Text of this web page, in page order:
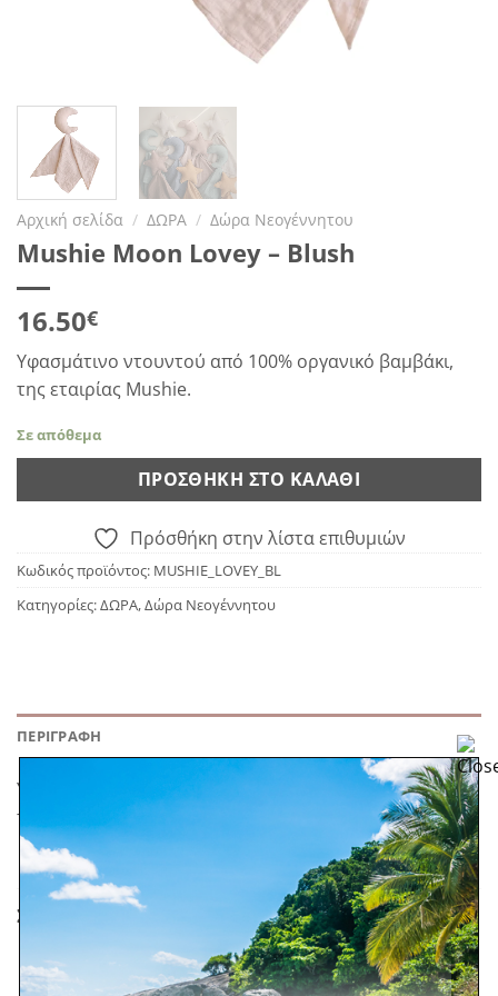
Αρχική σελίδα / ΔΩΡΑ / Δώρα Νεογέννητου
Mushie Moon Lovey – Blush
16.50€
Υφασμάτινο ντουντού από 100% οργανικό βαμβάκι,
της εταιρίας Mushie.
Σε απόθεμα
ΠΡΟΣΘΉΚΗ ΣΤΟ ΚΑΛΆΘΙ
Πρόσθήκη στην λίστα επιθυμιών
Κωδικός προϊόντος: MUSHIE_LOVEY_BL
Κατηγορίες:ΔΩΡΑ,Δώρα Νεογέννητου
ΠΕΡΙΓΡΑΦΉ
Υφασμάτινο ντουντού από 100% οργανικό βαμβάκι,
της εταιρίας Mushie.
ΣΧΕΤΙΚΆ ΠΡΟΪΌΝΤΑ